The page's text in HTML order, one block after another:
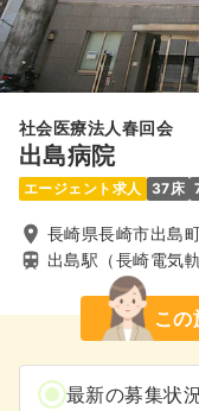
社会医療法人春回会
出島病院
エージェント求人 37床
長崎県長崎市出島
出島駅（長崎電気軌
こ
最新の募集状